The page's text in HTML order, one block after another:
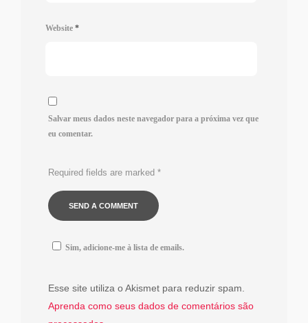
Website *
Salvar meus dados neste navegador para a próxima vez que
eu comentar.
Required fields are marked *
Sim, adicione-me à lista de emails.
Esse site utiliza o Akismet para reduzir spam.
Aprenda como seus dados de comentários são